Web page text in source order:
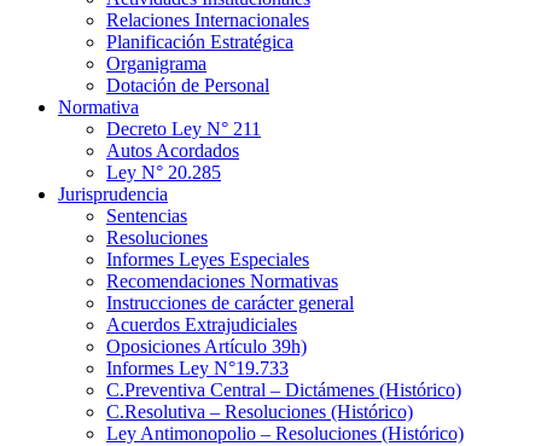
Relaciones Internacionales
Planificación Estratégica
Organigrama
Dotación de Personal
Normativa
Decreto Ley N° 211
Autos Acordados
Ley N° 20.285
Jurisprudencia
Sentencias
Resoluciones
Informes Leyes Especiales
Recomendaciones Normativas
Instrucciones de carácter general
Acuerdos Extrajudiciales
Oposiciones Artículo 39h)
Informes Ley N°19.733
C.Preventiva Central – Dictámenes (Histórico)
C.Resolutiva – Resoluciones (Histórico)
Ley Antimonopolio – Resoluciones (Histórico)